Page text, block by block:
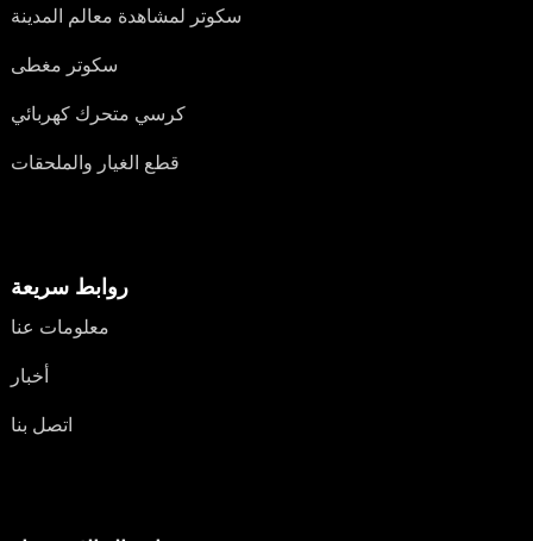
سكوتر لمشاهدة معالم المدينة
سكوتر مغطى
كرسي متحرك كهربائي
قطع الغيار والملحقات
روابط سريعة
معلومات عنا
أخبار
اتصل بنا